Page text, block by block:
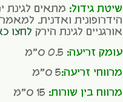
שיטת גידול: מתאים לגינת
הידרופונית ואדנית.
אורגניים לגינת הירק לחצו
עומק זריעה:
מרווחי זריעה:5 ס"מ
מרווח בין שורות: